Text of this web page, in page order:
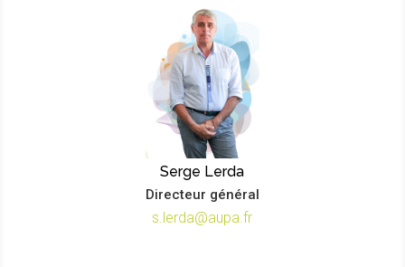
Serge Lerda
Directeur général
s.lerda@aupa.fr